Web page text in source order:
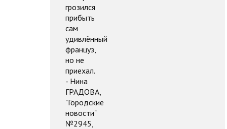
грозился
прибыть
сам
удивлённый
француз,
но не
приехал.
- Нина
ГРАДОВА,
"Городские
новости"
№2945,